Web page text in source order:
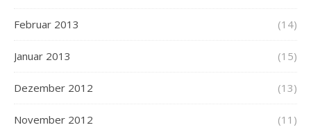
Februar 2013 (14)
Januar 2013 (15)
Dezember 2012 (13)
November 2012 (11)